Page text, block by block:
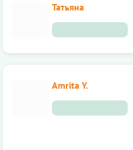
Татьяна
Amrita Y.